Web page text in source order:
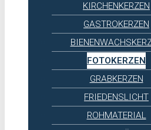
KIRCHENKERZEN
GASTROKERZEN
FOTOKERZEN
GRABKERZEN
FRIEDENSLICHT
ROHMATERIAL